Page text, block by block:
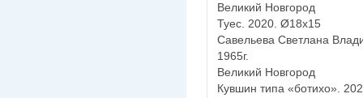
Великий Новгород
Туес. 2020. Ø18х15
Савельева Светлана
1965г.
Великий Новгород
Кувшин типа «ботихо».